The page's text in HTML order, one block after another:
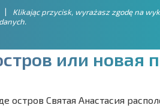
Klikając przycisk, wyrażasz zgodę na
danych.
стров или новая п
остров Святая Анастасия